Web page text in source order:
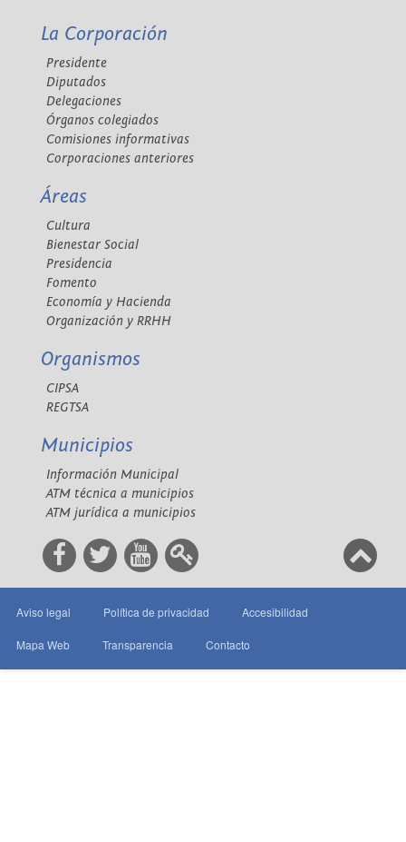
La Corporación
Presidente
Diputados
Delegaciones
Órganos colegiados
Comisiones informativas
Corporaciones anteriores
Áreas
Cultura
Bienestar Social
Presidencia
Fomento
Economía y Hacienda
Organización y RRHH
Organismos
CIPSA
REGTSA
Municipios
Información Municipal
ATM técnica a municipios
ATM jurídica a municipios
Aviso legal Política de privacidad Accesibilidad
Mapa Web Transparencia Contacto